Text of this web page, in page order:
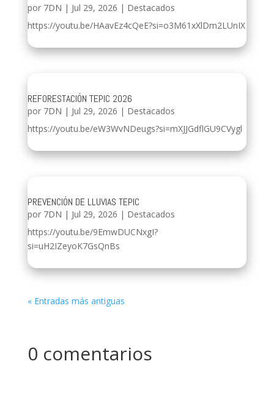
por 7DN | Jul 29, 2026 | Destacados
https://youtu.be/HAavEz4cQeE?si=o3M61xXlDm2LUnIX
REFORESTACIÓN TEPIC 2026
por 7DN | Jul 29, 2026 | Destacados
https://youtu.be/eW3WvNDeugs?si=mXJJGdflGU9CVygl
PREVENCIÓN DE LLUVIAS TEPIC
por 7DN | Jul 29, 2026 | Destacados
https://youtu.be/9EmwDUCNxgI?
si=uH2IZeyoK7GsQnBs
« Entradas más antiguas
0 comentarios